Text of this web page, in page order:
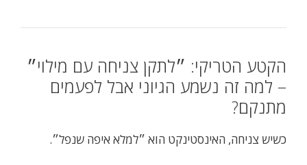
הקטע הטריקי: ״לתקן צניחה עם מילוי״
– למה זה נשמע הגיוני אבל לפעמים
מתנקם?
כשיש צניחה, האינסטינקט הוא ״למלא איפה שנפל״.